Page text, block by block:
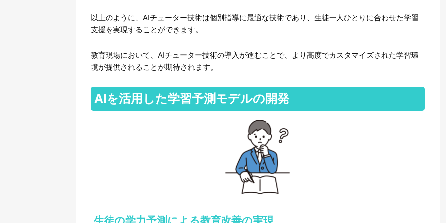
以上のように、AIチューター技術は個別指導に最適な技術であり、生徒一人ひとりに合わせた学習
支援を実現することができます。
教育現場において、AIチューター技術の導入が進むことで、より高度でカスタマイズされた学習環
境が提供されることが期待されます。
AIを活用した学習予測モデルの開発
生徒の学力予測による教育改善の実現